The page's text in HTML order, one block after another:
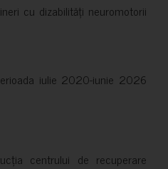
cu dizabilități neuromotorii
iulie 2020-iunie 2026
centrului de recuperare